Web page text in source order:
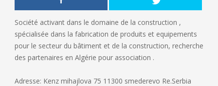
Société activant dans le domaine de la construction ,
spécialisée dans la fabrication de produits et equipements
pour le secteur du bâtiment et de la construction, recherche
des partenaires en Algérie pour association .
Adresse: Kenz mihajlova 75 11300 smederevo Re.Serbia